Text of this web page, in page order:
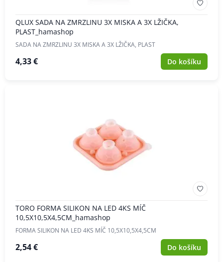
QLUX SADA NA ZMRZLINU 3X MISKA A 3X LŽIČKA,
PLAST_hamashop
SADA NA ZMRZLINU 3X MISKA A 3X LŽIČKA, PLAST
4,33 € Do košíku
TORO FORMA SILIKON NA LED 4KS MÍČ
10,5X10,5X4,5CM_hamashop
FORMA SILIKON NA LED 4KS MÍČ 10,5X10,5X4,5CM
2,54 € Do košíku